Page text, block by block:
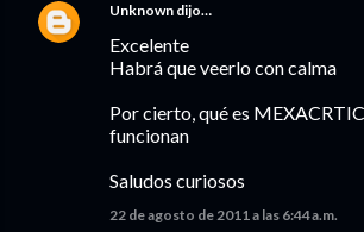
Unknown dijo…
Excelente
Habrá que veerlo con calma
Por cierto, qué es
funcionan
Saludos curiosos
22 de agosto de 2011 a las 6:44 a.m.